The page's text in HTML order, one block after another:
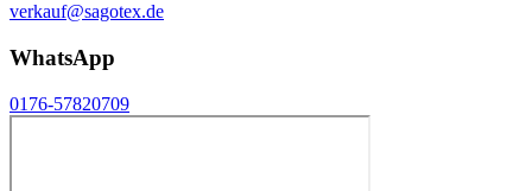
verkauf@sagotex.de
WhatsApp
0176-57820709